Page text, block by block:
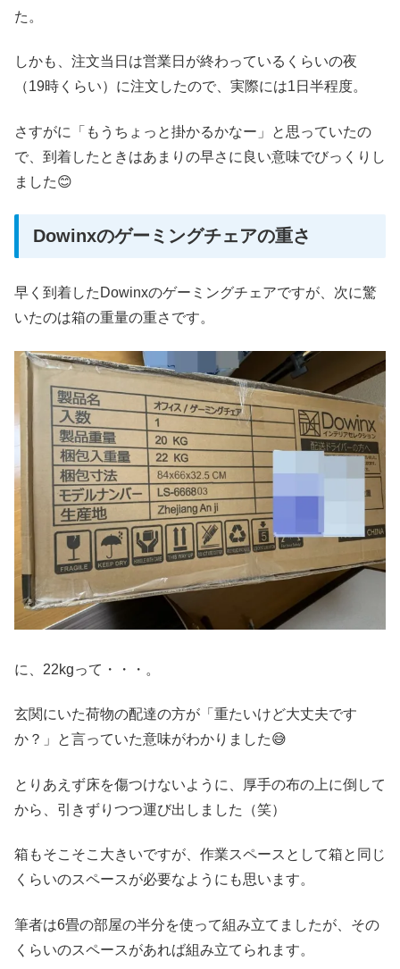
た。
しかも、注文当日は営業日が終わっているくらいの夜
（19時くらい）に注文したので、実際には1日半程度。
さすがに「もうちょっと掛かるかなー」と思っていたの
で、到着したときはあまりの早さに良い意味でびっくりし
ました😊
Dowinxのゲーミングチェアの重さ
早く到着したDowinxのゲーミングチェアですが、次に驚
いたのは箱の重量の重さです。
に、22kgって・・・。
玄関にいた荷物の配達の方が「重たいけど大丈夫です
か？」と言っていた意味がわかりました😅
とりあえず床を傷つけないように、厚手の布の上に倒して
から、引きずりつつ運び出しました（笑）
箱もそこそこ大きいですが、作業スペースとして箱と同じ
くらいのスペースが必要なようにも思います。
筆者は6畳の部屋の半分を使って組み立てましたが、その
くらいのスペースがあれば組み立てられます。